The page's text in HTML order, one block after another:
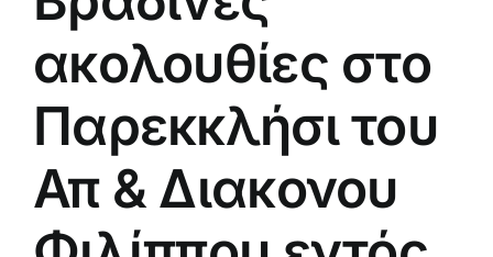
ακολουθίες στο
Παρεκκλήσι του
Απ & Διακονου